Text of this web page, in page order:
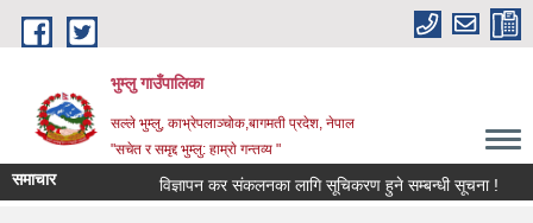
Skip to main content
भुम्लु गाउँपालिका
सल्ले भुम्लु, काभ्रेपलाञ्चोक,बागमती प्रदेश, नेपाल
"सचेत र समृद्द भुम्लु: हाम्राे गन्तव्य "
समाचार विज्ञापन कर संकलनका लागि सूचिकरण हुने सम्बन्धी सूचना !